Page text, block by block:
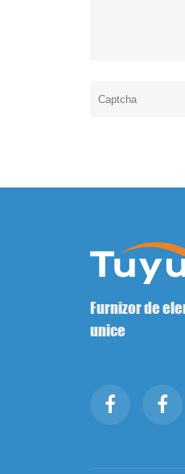
Furnizor de
unice